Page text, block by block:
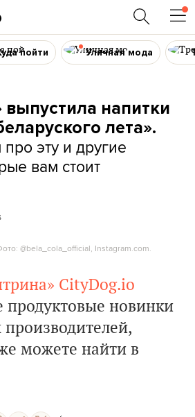
пойти Уличная мода
выпустила напитки
лета».
эту и другие
вам стоит
@bela_cola_official, Instagram.com.
CityDog.io
продуктовые новинки
производителей,
можете найти в